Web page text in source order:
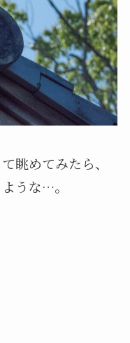
眺めてみたら、
うな…。